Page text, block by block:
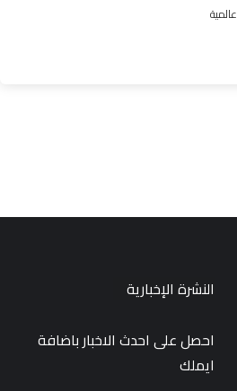
عالمية
النشرة الإخبارية
احصل على احدث الاخبار باضافة
ايملك